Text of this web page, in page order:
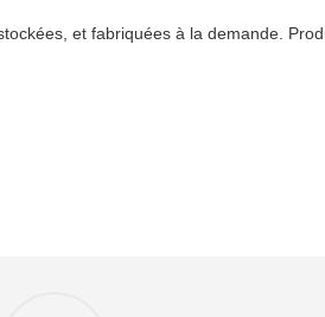
et fabriquées à la demande.